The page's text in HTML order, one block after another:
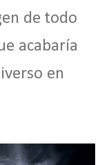
de todo
acabaría
en